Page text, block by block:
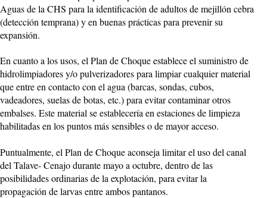
Aguas de la CHS para la identificación de adultos de mejillón cebra
(detección temprana) y en buenas prácticas para prevenir su
expansión.
En cuanto a los usos, el Plan de Choque establece el suministro de
hidrolimpiadores y/o pulverizadores para limpiar cualquier material
que entre en contacto con el agua (barcas, sondas, cubos,
vadeadores, suelas de botas, etc.) para evitar contaminar otros
embalses. Este material se establecería en estaciones de limpieza
habilitadas en los puntos más sensibles o de mayor acceso.
Puntualmente, el Plan de Choque aconseja limitar el uso del canal
del Talave- Cenajo durante mayo a octubre, dentro de las
posibilidades ordinarias de la explotación, para evitar la
propagación de larvas entre ambos pantanos.